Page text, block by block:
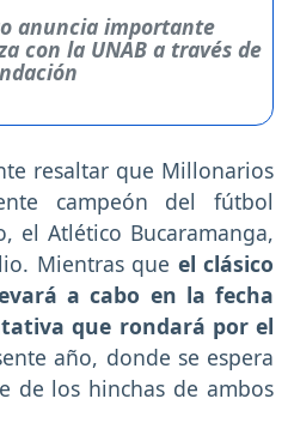
anuncia importante
con la UNAB a través de
resaltar que Millonarios
campeón del fútbol
el Atlético Bucaramanga,
Mientras que el clásico
a cabo en la fecha
que rondará por el
año, donde se espera
de los hinchas de ambos